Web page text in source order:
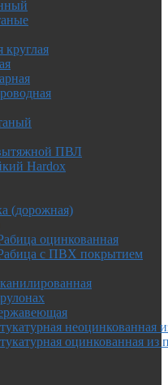
круглая
ПВЛ
Hardox
(дорожная)
оцинкованная
с ПВХ покрытием
неоцинкованная
оцинкованная из